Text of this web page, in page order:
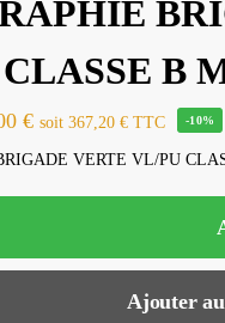
B
€ soit 367,20 €TTC -10%
VERTE VL/PU
Ajouter